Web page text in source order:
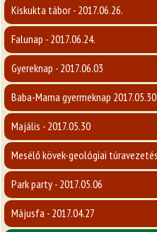
Kiskukta tábor - 2017.06.26.
Falunap - 2017.06.24.
Gyereknap - 2017.06.03
Baba-Mama gyermeknap 2017.05.30
Majális - 2017.05.30
Park party - 2017.05.06
Májusfa - 2017.04.27